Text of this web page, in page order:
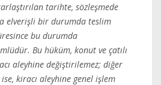
tarihte, sözleşmede
elverişli bir durumda teslim
bu durumda
Bu hüküm, konut ve çatılı
aleyhine değiştirilemez; diğer
kiracı aleyhine genel işlem